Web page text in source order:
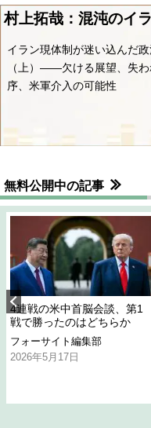
村上拓哉：混沌のイ
イラン現体制が迷い込んだ
（上）――欠ける展望、失
序、米軍介入の可能性
無料公開中の記事
4連戦の米中首脳会談、第1
戦で勝ったのはどちらか
フォーサイト編集部
2026年5月17日